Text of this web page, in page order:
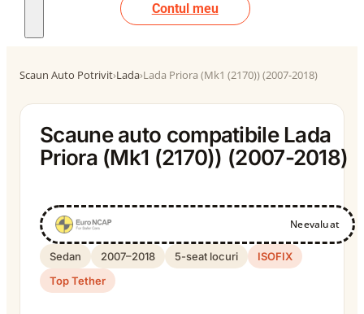
Contul meu
Scaun Auto Potrivit›Lada›Lada Priora (Mk1 (2170)) (2007-2018)
Scaune auto compatibile Lada
Priora (Mk1 (2170)) (2007-2018)
Neevaluat
Sedan 2007–2018 5-seat locuri
ISOFIX
Top Tether